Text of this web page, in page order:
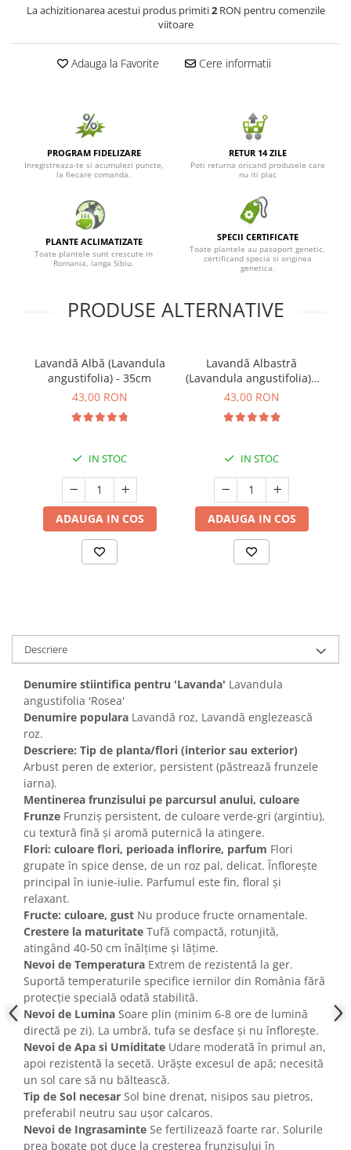
La achizitionarea acestui produs primiti2RON pentru comenzile
viitoare
Adauga la Favorite Cere informatii
PROGRAM FIDELIZARE
Inregistreaza-te si acumulezi puncte,
la fiecare comanda.
RETUR 14 ZILE
Poti returna oricand produsele care
nu iti plac
PLANTE ACLIMATIZATE
Toate plantele sunt crescute in
Romania, langa Sibiu.
SPECII CERTIFICATE
Toate plantele au pasaport genetic,
certificand specia si originea
genetica.
PRODUSE ALTERNATIVE
Lavandă Albă (Lavandula
angustifolia) - 35cm
43,00 RON
IN STOC
ADAUGA IN COS
Lavandă Albastră
(Lavandula angustifolia) -
25cm
43,00 RON
IN STOC
ADAUGA IN COS
Descriere
Denumire stiintifica pentru 'Lavanda' Lavandula
angustifolia 'Rosea'
Denumire populara Lavandă roz, Lavandă englezească
roz.
Descriere: Tip de planta/flori (interior sau exterior)
Arbust peren de exterior, persistent (păstrează frunzele
iarna).
Mentinerea frunzisului pe parcursul anului, culoare
Frunze Frunziș persistent, de culoare verde-gri (argintiu),
cu textură fină și aromă puternică la atingere.
Flori: culoare flori, perioada inflorire, parfum Flori
grupate în spice dense, de un roz pal, delicat. Înflorește
principal în iunie-iulie. Parfumul este fin, floral și
relaxant.
Fructe: culoare, gust Nu produce fructe ornamentale.
Crestere la maturitate Tufă compactă, rotunjită,
atingând 40-50 cm înălțime și lățime.
Nevoi de Temperatura Extrem de rezistentă la ger.
Suportă temperaturile specifice iernilor din România fără
protecție specială odată stabilită.
Nevoi de Lumina Soare plin (minim 6-8 ore de lumină
directă pe zi). La umbră, tufa se desface și nu înflorește.
Nevoi de Apa si Umiditate Udare moderată în primul an,
apoi rezistentă la secetă. Urăște excesul de apă; necesită
un sol care să nu băltească.
Tip de Sol necesar Sol bine drenat, nisipos sau pietros,
preferabil neutru sau ușor calcaros.
Nevoi de Ingrasaminte Se fertilizează foarte rar. Solurile
prea bogate pot duce la creșterea frunzișului în